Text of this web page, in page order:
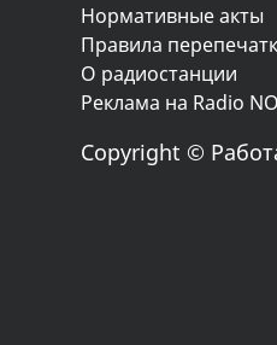
Нормативные акты
Правила
О радиостанции
Реклама на Radio
Copyright ©